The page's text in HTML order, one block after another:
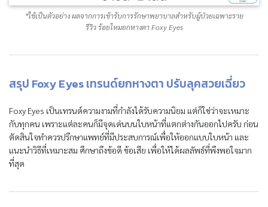
*ใช้เป็นตัวอย่าง ผลจากการเข้ารับการรักษาพยาบาลสำหรับผู้ป่วยเฉพาะราย
รีวิว ร้อยไหมยกหางตา Foxy Eyes
สรุป Foxy Eyes เทรนด์ยกหางตา ปรับลุคสวยเฉี่ยว
Foxy Eyes เป็นเทรนด์ความงามที่กำลังได้รับความนิยม แต่ก็ใช่ว่าจะเหมาะ
กับทุกคน เพราะแต่ละคนก็มีจุดเด่นบนใบหน้าที่แตกต่างกันออกไปครับ ก่อน
ตัดสินใจทำควรปรึกษาแพทย์ที่มีประสบการณ์เพื่อให้ออกแบบใบหน้า และ
แนะนำวิธีที่เหมาะสม ศึกษาถึงข้อดี ข้อเสีย เพื่อให้ได้ผลลัพธ์ที่พึงพอใจมาก
ที่สุด